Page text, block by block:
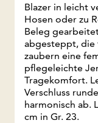
Blazer in leicht
Hosen oder zu
Beleg
abgesteppt, die
zaubern eine
pflegeleichte
Tragekomfort.
Verschluss
harmonisch ab.
cm in Gr. 23.